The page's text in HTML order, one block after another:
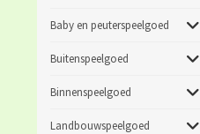
Baby en peuterspeelgoed
Buitenspeelgoed
Binnenspeelgoed
Landbouwspeelgoed